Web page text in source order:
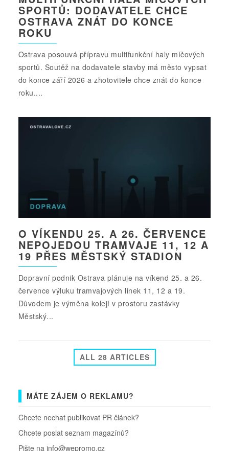
SPORTŮ: DODAVATELE CHCE
OSTRAVA ZNÁT DO KONCE
ROKU
Ostrava posouvá přípravu multifunkční haly míčových
sportů. Soutěž na dodavatele stavby má město vypsat
do konce září 2026 a zhotovitele chce znát do konce
roku....
O VÍKENDU 25. A 26. ČERVENCE
NEPOJEDOU TRAMVAJE 11, 12 A
19 PŘES MĚSTSKÝ STADION
Dopravní podnik Ostrava plánuje na víkend 25. a 26.
července výluku tramvajových linek 11, 12 a 19.
Důvodem je výměna kolejí v prostoru zastávky
Městský...
ALL 28 ARTICLES
MÁTE ZÁJEM O REKLAMU?
Chcete nechat publikovat PR článek?
Chcete poslat seznam magazínů?
Pište na info@wepromo.cz